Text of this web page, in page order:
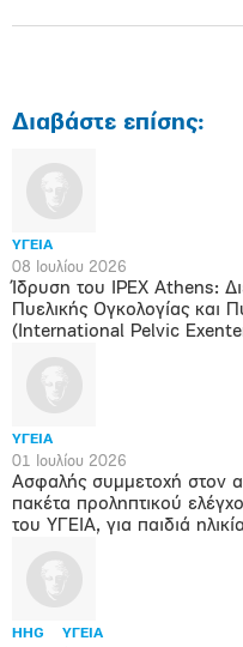
Διαβάστε επίσης:
ΥΓΕΙΑ
08 Ιουλίου 2026
Ίδρυση του IPEX Athens:
Πυελικής Ογκολογίας και
(International Pelvic
ΥΓΕΙΑ
01 Ιουλίου 2026
Ασφαλής συμμετοχή στον
πακέτα προληπτικού
του ΥΓΕΙΑ, για παιδιά
HHG ΥΓΕΙΑ